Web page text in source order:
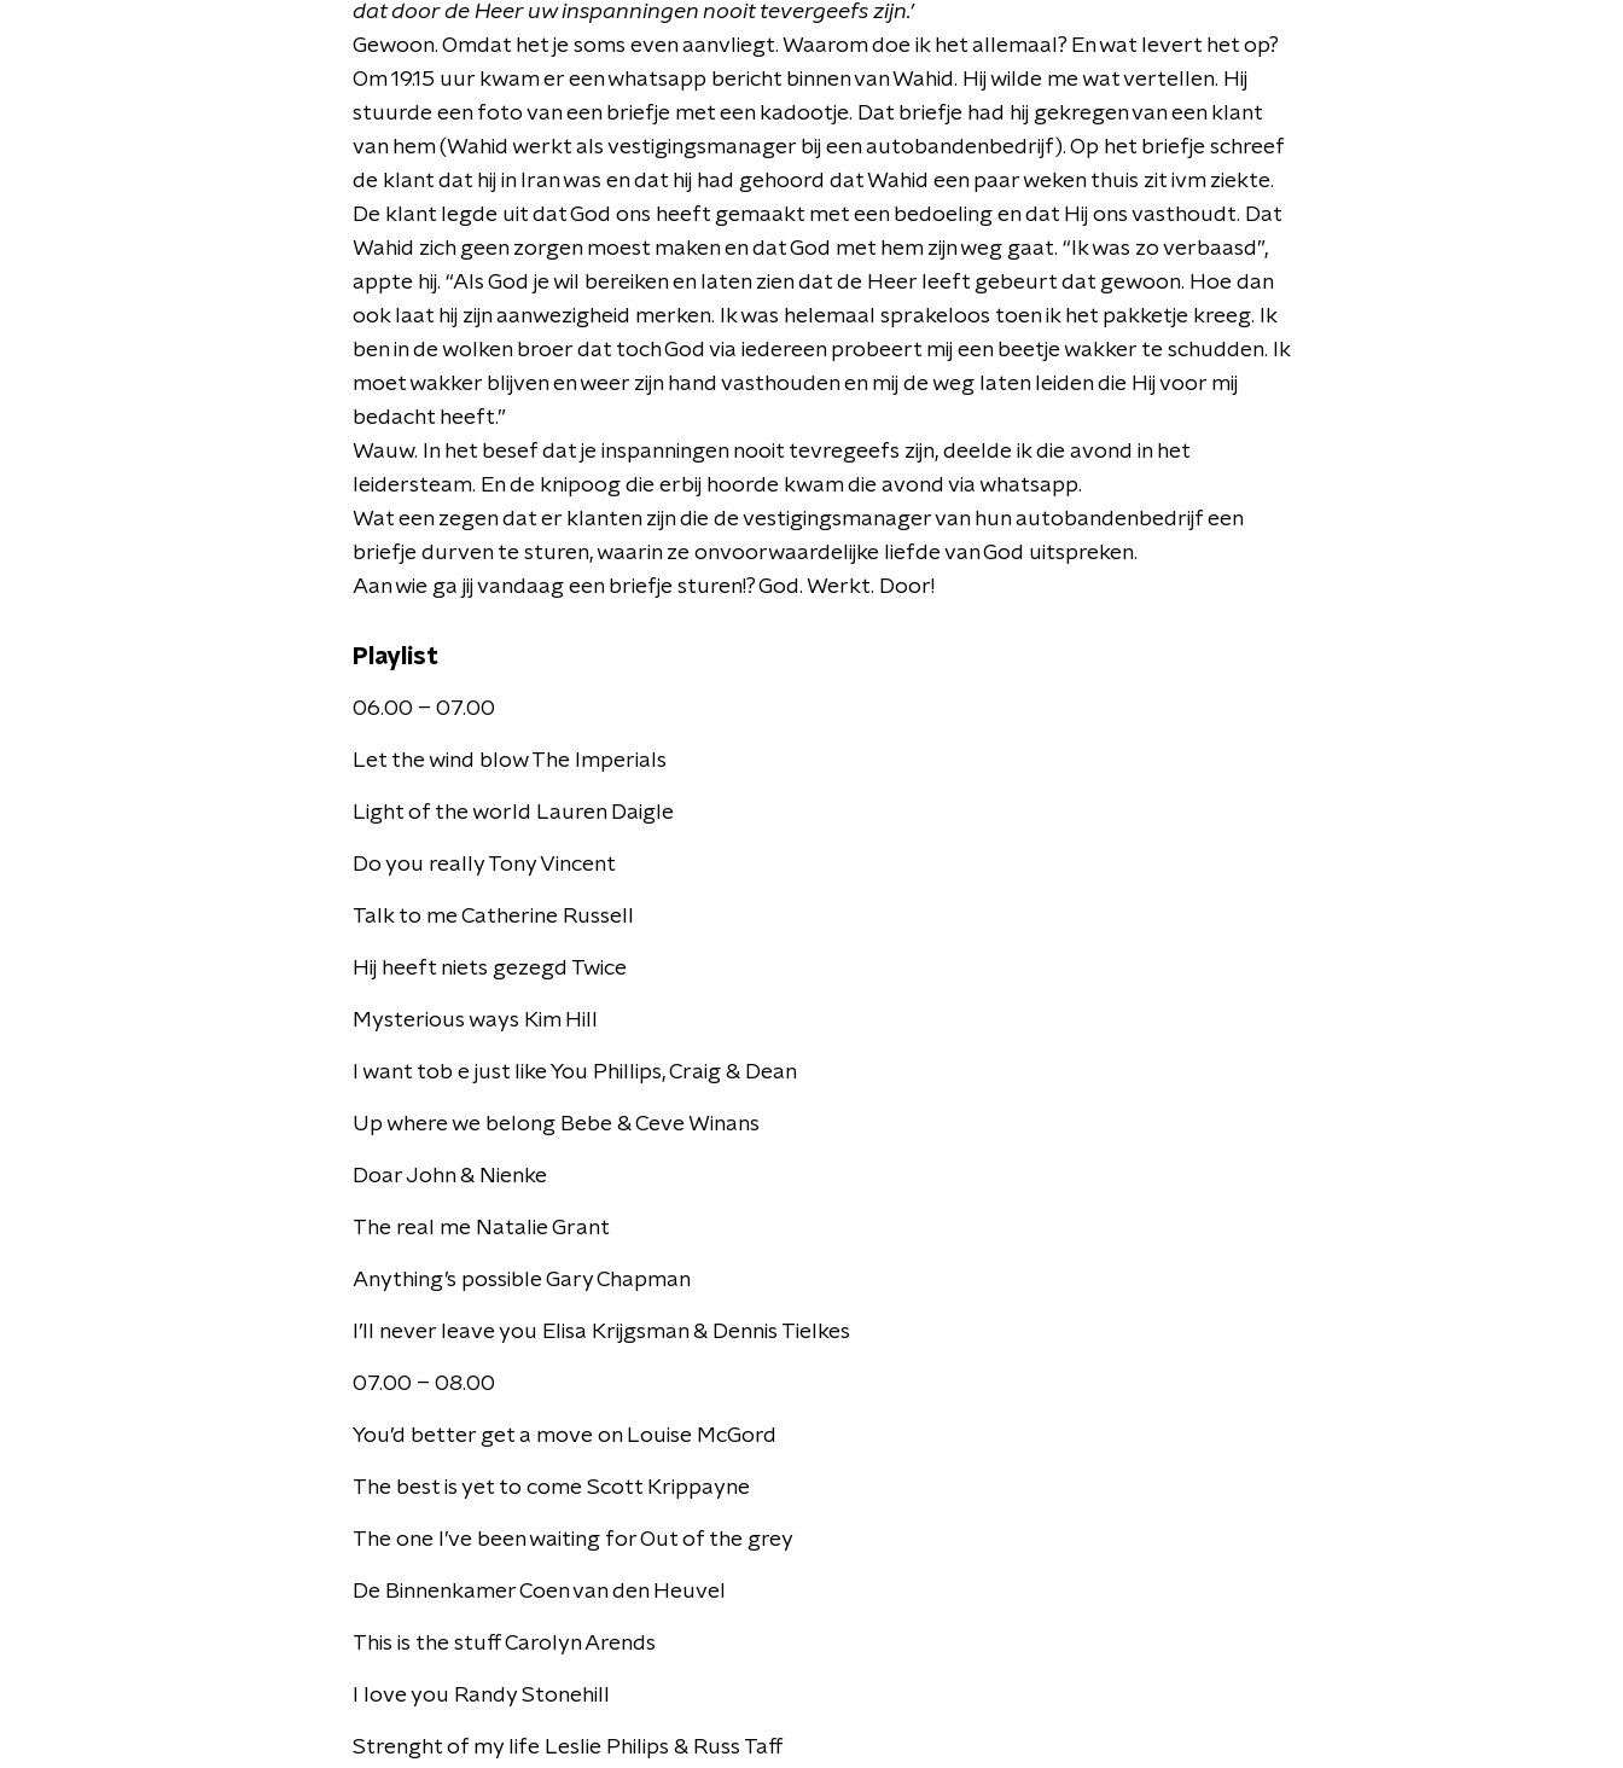
dat door de Heer uw inspanningen nooit tevergeefs zijn.’
Gewoon. Omdat het je soms even aanvliegt. Waarom doe ik het allemaal? En wat levert het op?
Om 19.15 uur kwam er een whatsapp bericht binnen van Wahid. Hij wilde me wat vertellen. Hij
stuurde een foto van een briefje met een kadootje. Dat briefje had hij gekregen van een klant
van hem (Wahid werkt als vestigingsmanager bij een autobandenbedrijf). Op het briefje schreef
de klant dat hij in Iran was en dat hij had gehoord dat Wahid een paar weken thuis zit ivm ziekte.
De klant legde uit dat God ons heeft gemaakt met een bedoeling en dat Hij ons vasthoudt. Dat
Wahid zich geen zorgen moest maken en dat God met hem zijn weg gaat. “Ik was zo verbaasd”,
appte hij. “Als God je wil bereiken en laten zien dat de Heer leeft gebeurt dat gewoon. Hoe dan
ook laat hij zijn aanwezigheid merken. Ik was helemaal sprakeloos toen ik het pakketje kreeg. Ik
ben in de wolken broer dat toch God via iedereen probeert mij een beetje wakker te schudden. Ik
moet wakker blijven en weer zijn hand vasthouden en mij de weg laten leiden die Hij voor mij
bedacht heeft.”
Wauw. In het besef dat je inspanningen nooit tevregeefs zijn, deelde ik die avond in het
leidersteam. En de knipoog die erbij hoorde kwam die avond via whatsapp.
Wat een zegen dat er klanten zijn die de vestigingsmanager van hun autobandenbedrijf een
briefje durven te sturen, waarin ze onvoorwaardelijke liefde van God uitspreken.
Aan wie ga jij vandaag een briefje sturen!? God. Werkt. Door!
Playlist
06.00 – 07.00
Let the wind blow The Imperials
Light of the world Lauren Daigle
Do you really Tony Vincent
Talk to me Catherine Russell
Hij heeft niets gezegd Twice
Mysterious ways Kim Hill
I want tob e just like You Phillips, Craig & Dean
Up where we belong Bebe & Ceve Winans
Doar John & Nienke
The real me Natalie Grant
Anything’s possible Gary Chapman
I’ll never leave you Elisa Krijgsman & Dennis Tielkes
07.00 – 08.00
You’d better get a move on Louise McGord
The best is yet to come Scott Krippayne
The one I’ve been waiting for Out of the grey
De Binnenkamer Coen van den Heuvel
This is the stuff Carolyn Arends
I love you Randy Stonehill
Strenght of my life Leslie Philips & Russ Taff